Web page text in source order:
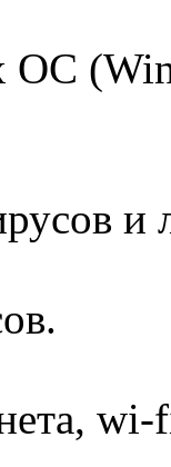
ОС